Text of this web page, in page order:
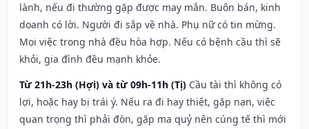
lành, nếu đi thường gặp được may mắn. Buôn bán, kinh
doanh có lời. Người đi sắp về nhà. Phụ nữ có tin mừng.
Mọi việc trong nhà đều hòa hợp. Nếu có bệnh cầu thì sẽ
khỏi, gia đình đều mạnh khỏe.
Từ 21h-23h (Hợi) và từ 09h-11h (Tị) Cầu tài thì không có
lợi, hoặc hay bị trái ý. Nếu ra đi hay thiệt, gặp nạn, việc
quan trọng thì phải đòn, gặp ma quỷ nên cúng tế thì mới